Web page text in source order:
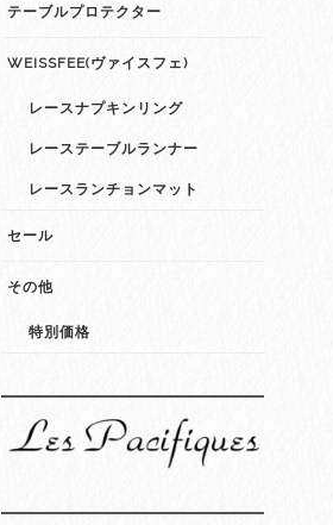
テーブルプロテクター
WEISSFEE(ヴァイスフェ)
レースナプキンリング
レーステーブルランナー
レースランチョンマット
セール
その他
特別価格